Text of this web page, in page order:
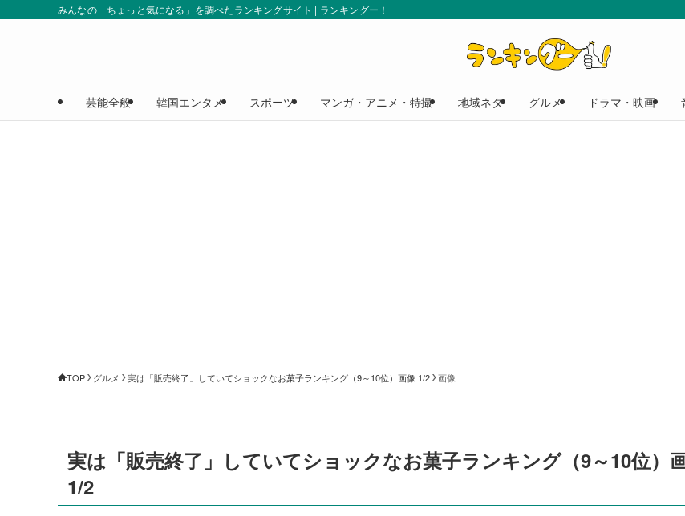
みんなの「ちょっと気になる」を調べたランキングサイト | ランキングー！
芸能全般 韓国エンタメ スポーツ マンガ・アニメ・特撮 地域ネタ グルメ ドラマ・映画
TOP グルメ 実は「販売終了」していてショックなお菓子ランキング（9～10位）画像 1/2 画像
実は「販売終了」していてショックなお菓子ランキング（9～10位）
1/2